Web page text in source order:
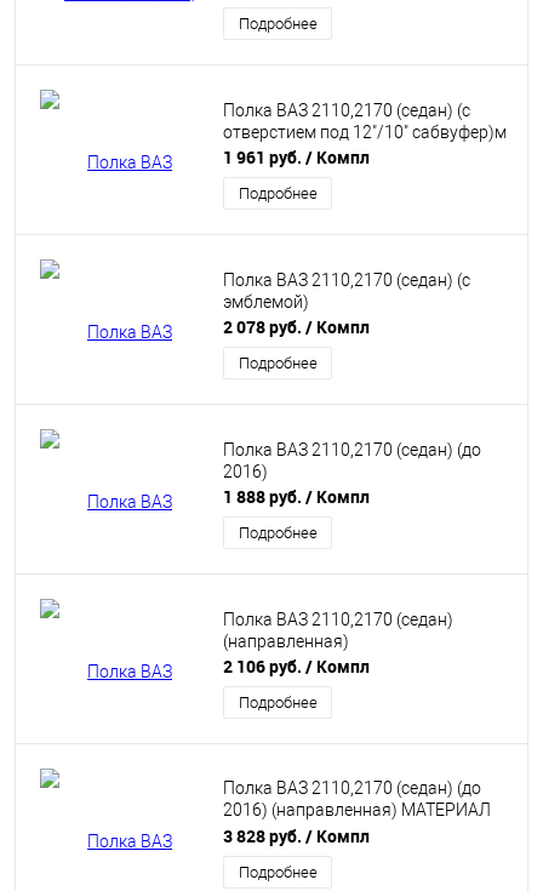
Подробнее
Полка ВАЗ 2110,2170 (седан) (с
отверстием под 12"/10" сабвуфер)м
1 961 руб. / Компл
Подробнее
Полка ВАЗ 2110,2170 (седан) (с
эмблемой)
2 078 руб. / Компл
Подробнее
Полка ВАЗ 2110,2170 (седан) (до
2016)
1 888 руб. / Компл
Подробнее
Полка ВАЗ 2110,2170 (седан)
(направленная)
2 106 руб. / Компл
Подробнее
Полка ВАЗ 2110,2170 (седан) (до
2016) (направленная) МАТЕРИАЛ
ВИНИЛИСКОЖА
3 828 руб. / Компл
Подробнее